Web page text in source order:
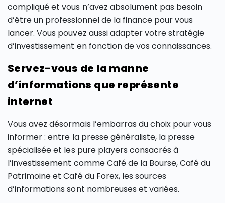
compliqué et vous n’avez absolument pas besoin
d’être un professionnel de la finance pour vous
lancer. Vous pouvez aussi adapter votre stratégie
d’investissement en fonction de vos connaissances.
Servez-vous de la manne
d’informations que représente
internet
Vous avez désormais l’embarras du choix pour vous
informer : entre la presse généraliste, la presse
spécialisée et les pure players consacrés à
l’investissement comme Café de la Bourse, Café du
Patrimoine et Café du Forex, les sources
d’informations sont nombreuses et variées.